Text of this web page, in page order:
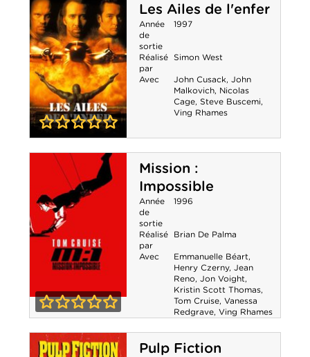
ouvert
Les Ailes de l'enfer
Les Ailes de
l'enfer
Année
de
sortie
1997
Réalisé
par
Simon West
Avec John Cusack, John
Malkovich, Nicolas
Cage, Steve Buscemi,
Ving Rhames
Mission :
Impossible
Mission :
Impossible
Année
de
sortie
1996
Réalisé
par
Brian De Palma
Avec Emmanuelle Béart,
Henry Czerny, Jean
Reno, Jon Voight,
Kristin Scott Thomas,
Tom Cruise, Vanessa
Redgrave, Ving Rhames
Pulp Fiction